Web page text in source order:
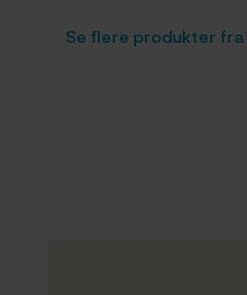
Se flere produkter fra